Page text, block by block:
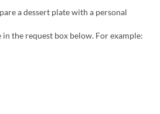
a dessert plate with a personal
in the request box below. For example: